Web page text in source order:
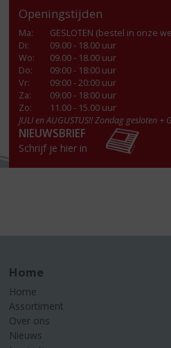
Openingstijden
Ma:
GESLOTEN (bestel in onze
Di:
09.00 - 18.00 uur
Wo:
09.00 - 18.00 uur
Do:
09:00 - 18:00 uur
Vr:
09:00 - 20:00 uur
Za:
09:00 - 18:00 uur
Zo:
11.00 - 15.00 uur
JULI en AUGUSTUS!! Zondag gesloten +
NIEUWSBRIEF
Schrijf je hier in
Home
Home
Assortiment
Over ons
Nieuws